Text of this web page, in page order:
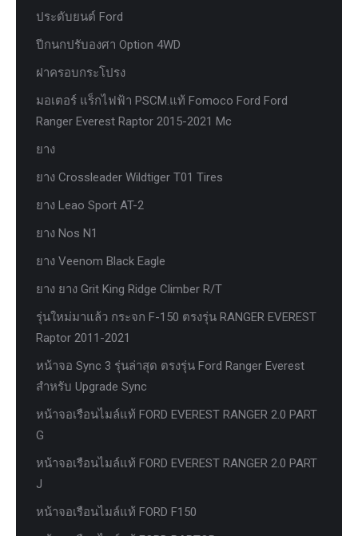
ประดับยนต์ Ford
ปีกนกปรับองศา Option 4WD
ฝาครอบกระโปรง
มอเตอร์ แร็กไฟฟ้า PSCM.แท้ Fomoco Ford Ford
Ranger Everest Raptor 2015-2021 Mc
ยาง
ยาง Crossleader Wildtiger T01 Tires
ยาง Leao Sport AT-2
ยาง Nos N1
ยาง Veenom Black Eagle
ยาง ยาง Grit King Ridge Climber R/T
รุ่นใหม่มาแล้ว กระจก F-150 ตรงรุ่น RANGER EVEREST
Raptor 2011-2021
หน้าจอ Sync 3 รุ่นล่าสุด ตรงรุ่น Ford Ranger Everest
สำหรับ Upgrade Sync
หน้าจอเรือนไมล์แท้ FORD EVEREST RANGER 2.0 PART
G
หน้าจอเรือนไมล์แท้ FORD EVEREST RANGER 2.0 PART
J
หน้าจอเรือนไมล์แท้ FORD F150